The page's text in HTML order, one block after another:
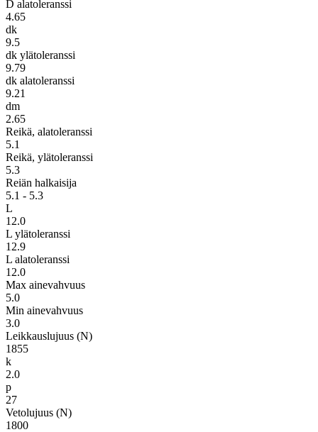
D alatoleranssi
4.65
dk
9.5
dk ylätoleranssi
9.79
dk alatoleranssi
9.21
dm
2.65
Reikä, alatoleranssi
5.1
Reikä, ylätoleranssi
5.3
Reiän halkaisija
5.1 - 5.3
L
12.0
L ylätoleranssi
12.9
L alatoleranssi
12.0
Max ainevahvuus
5.0
Min ainevahvuus
3.0
Leikkauslujuus (N)
1855
k
2.0
p
27
Vetolujuus (N)
1800